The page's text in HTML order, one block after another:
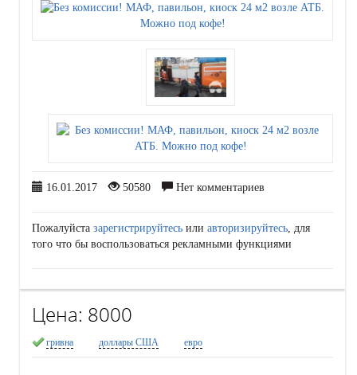
16.01.2017 50580 Нет комментариев
Пожалуйста зарегистрируйтесь или авторизируйтесь, для
того что бы воспользоваться рекламными функциями
Цена: 8000
гривна доллары США евро